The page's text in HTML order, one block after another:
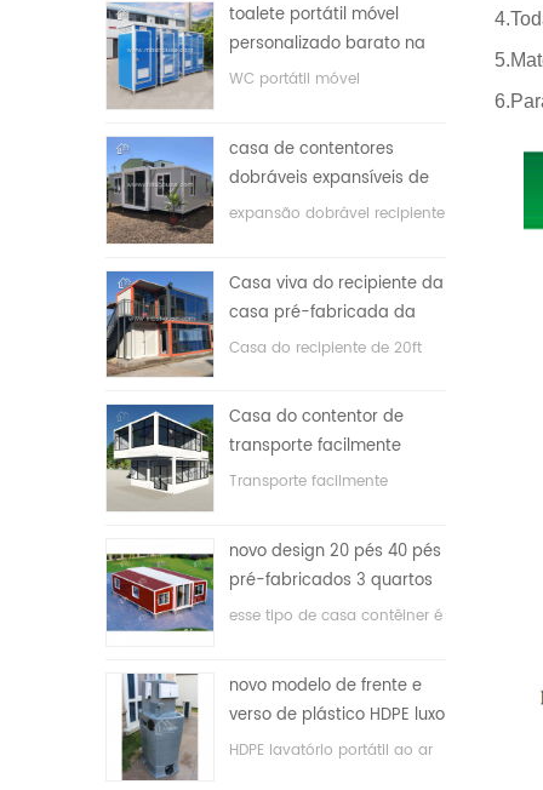
toalete portátil móvel
personalizado barato na
China para o local de
WC portátil móvel
casa de contentores
dobráveis ​​expansíveis de
baixo preço
expansão dobrável recipiente
Casa viva do recipiente da
casa pré-fabricada da
prova de fogo de 20ft em
Casa do recipiente de 20ft
Casa do contentor de
transporte facilmente
montada e conveniente
Transporte facilmente
novo design 20 pés 40 pés
pré-fabricados 3 quartos
minúscula casa recipiente
esse tipo de casa contêiner é
e com sistema elétrico.
novo modelo de frente e
verso de plástico HDPE luxo
público banheiro lavatório
HDPE lavatório portátil ao ar